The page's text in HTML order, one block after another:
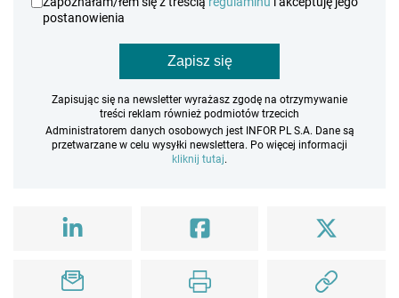
postanowienia
Zapisz się
Zapisując się na newsletter wyrażasz zgodę na otrzymywanie
treści reklam również podmiotów trzecich
Administratorem danych osobowych jest INFOR PL S.A. Dane są
przetwarzane w celu wysyłki newslettera. Po więcej informacji
kliknij tutaj.